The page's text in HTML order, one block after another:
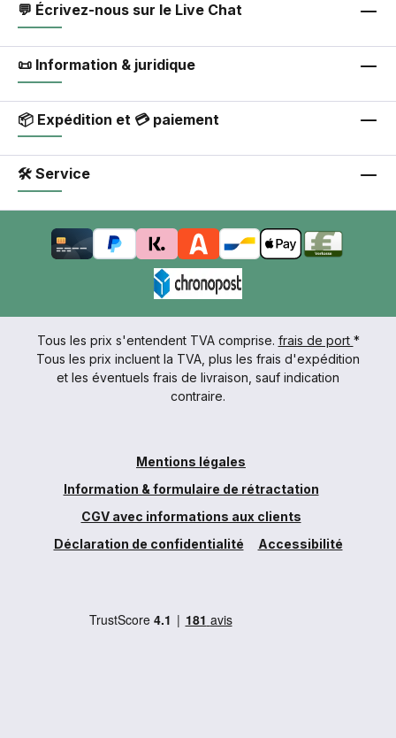
💬 Écrivez-nous sur le Live Chat
📜 Information & juridique
📦 Expédition et 💳 paiement
🛠 Service
Tous les prix s'entendent TVA comprise. frais de port *
Tous les prix incluent la TVA, plus les frais d'expédition
et les éventuels frais de livraison, sauf indication
contraire.
Mentions légales
Information & formulaire de rétractation
CGV avec informations aux clients
Déclaration de confidentialité
Accessibilité